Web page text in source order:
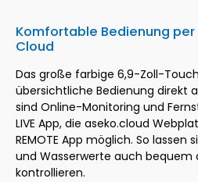
Komfortable Bedienung per
Cloud
Das große farbige 6,9-Zoll-
übersichtliche Bedienung direkt
sind Online-Monitoring und
LIVE App, die aseko.cloud
REMOTE App möglich. So
und Wasserwerte auch bequem
kontrollieren.